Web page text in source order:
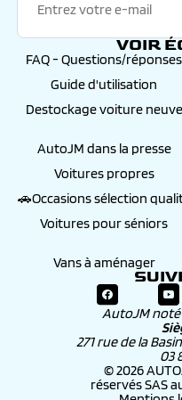
VOIR
FAQ - Questions/réponses
Guide d'utilisation
Destockage voiture neuve
AutoJM dans la presse
Voitures propres
🚗Occasions sélection
Voitures pour séniors
Vans à aménager
AutoJM noté
271 rue de la
03
© 2026
réservés SAS